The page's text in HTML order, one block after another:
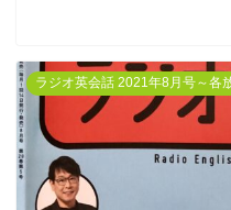
ラジオ英会話 2021年8月号～各